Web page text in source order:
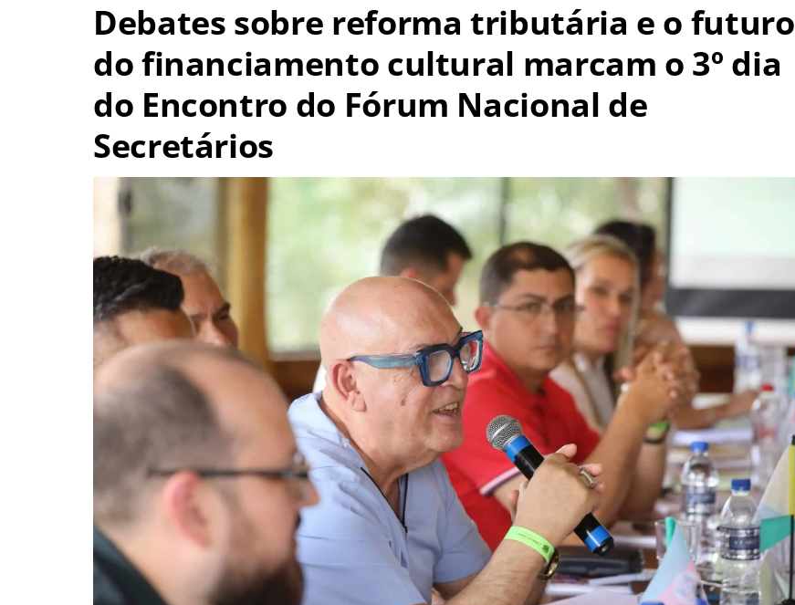
Debates sobre reforma tributária e o futuro
do financiamento cultural marcam o 3º dia
do Encontro do Fórum Nacional de
Secretários